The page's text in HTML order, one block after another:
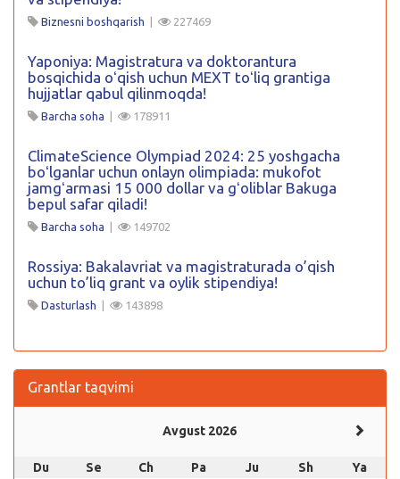
Biznesni boshqarish | 227469
Yaponiya: Magistratura va doktorantura
bosqichida oʻqish uchun MEXT toʻliq grantiga
hujjatlar qabul qilinmoqda!
Barcha soha | 178911
ClimateScience Olympiad 2024: 25 yoshgacha
boʻlganlar uchun onlayn olimpiada: mukofot
jamgʻarmasi 15 000 dollar va gʻoliblar Bakuga
bepul safar qiladi!
Barcha soha | 149702
Rossiya: Bakalavriat va magistraturada o’qish
uchun to’liq grant va oylik stipendiya!
Dasturlash | 143898
Grantlar taqvimi
Avgust 2026
Du Se Ch Pa Ju Sh
Ya